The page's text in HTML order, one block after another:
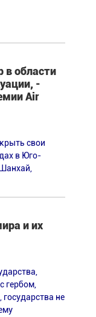
в области
-
Air
свои
в Юго-
и их
гербом,
не